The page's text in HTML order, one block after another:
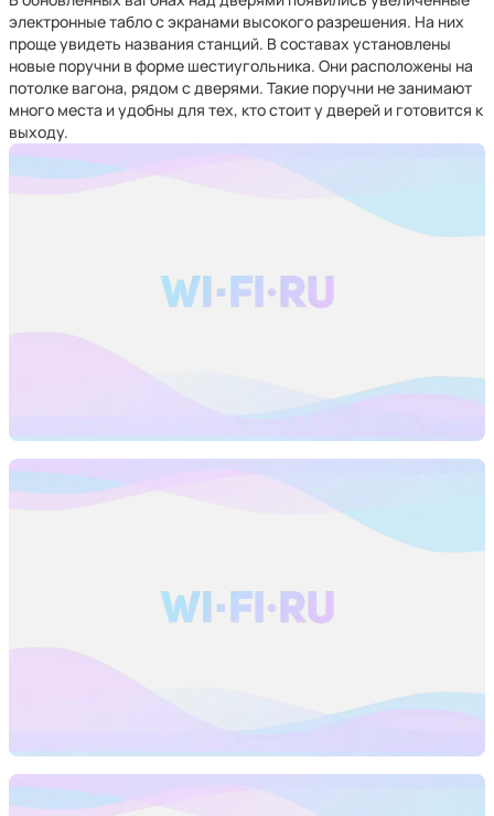
электронные табло с экранами высокого разрешения. На них
проще увидеть названия станций. В составах установлены
новые поручни в форме шестиугольника. Они расположены на
потолке вагона, рядом с дверями. Такие поручни не занимают
много места и удобны для тех, кто стоит у дверей и готовится к
выходу.